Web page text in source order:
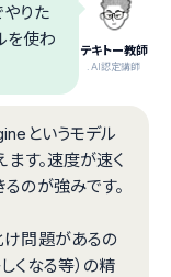
テキトー教師
.AI認定講師
りた
を使わ
というモデル
す。速度が速く
のが強みです。
け問題があるの
くなる等）の精